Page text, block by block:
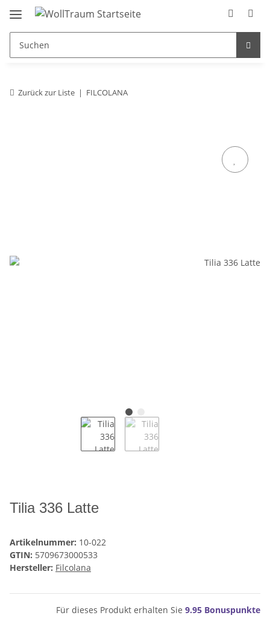
Zurück zur Liste FILCOLANA
Tilia 336 Latte
Artikelnummer: 10-022
GTIN: 5709673000533
Hersteller: Filcolana
Für dieses Produkt erhalten Sie 9.95 Bonuspunkte